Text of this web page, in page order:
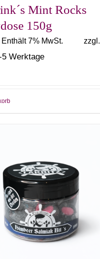
werdenMint Rocks
150g
Enthält 7% MwSt. zzgl.
Werktage